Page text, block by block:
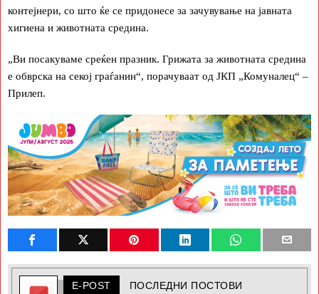
контејнери, со што ќе се придонесе за зачувување на јавната
хигиена и животната средина.
„Ви посакуваме среќен празник. Грижата за животната средина
е обврска на секој граѓанин“, порачуваат од ЈКП „Комуналец“ –
Прилеп.
E-POST ПОСЛЕДНИ ПОСТОВИ